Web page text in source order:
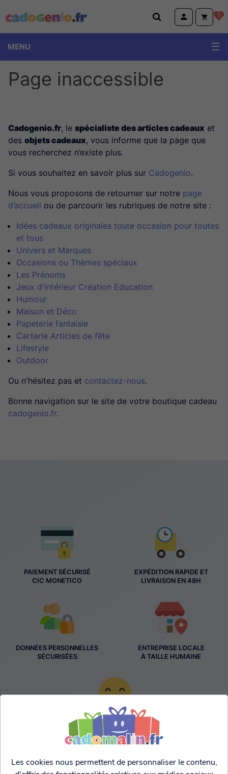
Cadogenio.fr 0
MENU
Page inaccessible
Cadogenio.fr, le spécialiste des articles cadeaux et
des objets cadeaux, vous informe que la page que
vous recherchez n’existe plus.
Si vous souhaitez en savoir plus sur Cadogenio.
Nous vous proposons de retourner sur notre page
d’accueil ou de parcourir les rubriques de notre site :
Idées cadeaux originales toute occasion pour toutes
et tous
Univers et Marques
Occasions ou Thèmes spéciaux
Les Prénoms
Jeux d'intérieur Création Education
Humour
Maison et Déco
Papeterie fantaisie
CarterIe Articles de fête
Lifestyle
Outdoor
Ou n'hésitez pas et contactez-nous.
Bonne navigation sur le site de votre boutique cadeau
cadogenio.fr.
PAIEMENT SÉCURISÉ
CIC MONETICO
EXPÉDITION RAPIDE ET
LIVRAISON EN 48H
DONNÉES PERSONNELLES
SÉCURISÉES
ENTREPRISE LOCALE
À TAILLE HUMAINE
TARIFS AGRESSIFS &
FRANCO LEGER
Les cookies nous permettent de personnaliser le contenu,